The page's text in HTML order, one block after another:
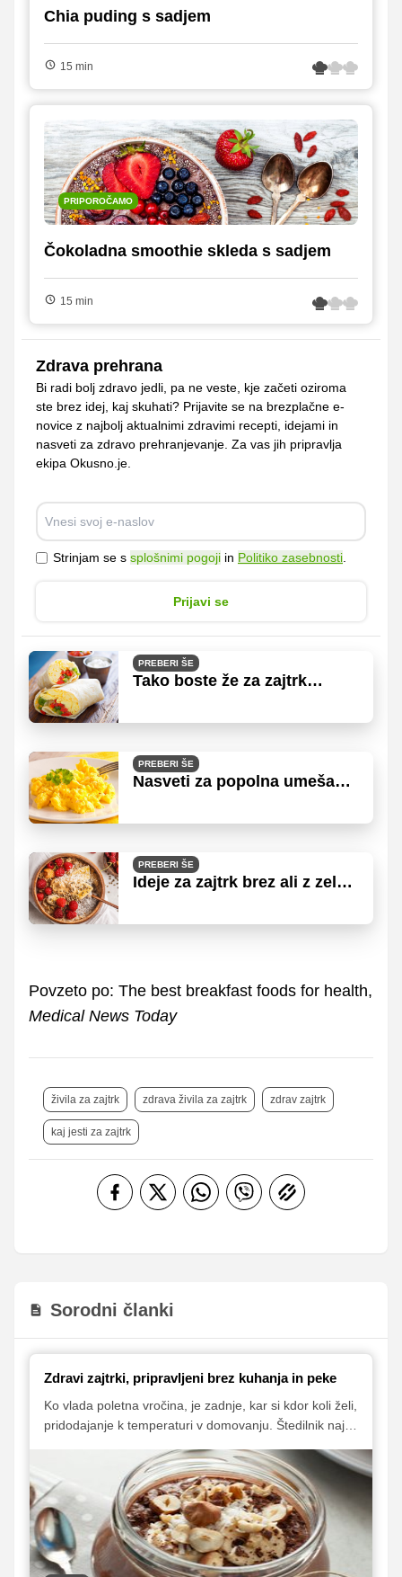
Chia puding s sadjem
15 min
PRIPOROČAMO
Čokoladna smoothie skleda s sadjem
15 min
Zdrava prehrana
Bi radi bolj zdravo jedli, pa ne veste, kje začeti oziroma
ste brez idej, kaj skuhati? Prijavite se na brezplačne e-
novice z najbolj aktualnimi zdravimi recepti, idejami in
nasveti za zdravo prehranjevanje. Za vas jih pripravlja
ekipa Okusno.je.
Strinjam se s splošnimi pogoji in Politiko zasebnosti
Prijavi se
PREBERI ŠE
Tako boste že za zajtrk
PREBERI ŠE
Nasveti za popolna umešana
PREBERI ŠE
Ideje za zajtrk brez ali z zelo
Povzeto po: The best breakfast foods for health,
Medical News Today
živila za zajtrk zdrava živila za zajtrk zdrav zajtrk
kaj jesti za zajtrk
Sorodni članki
Zdravi zajtrki, pripravljeni brez kuhanja in peke
Ko vlada poletna vročina, je zadnje, kar si kdor koli želi,
pridodajanje k temperaturi v domovanju. Štedilnik naj
recepte, ki jih je mogoče pripraviti brez kuhanja
(oziroma peke). Poleti bolj potrebujete hladilnik.